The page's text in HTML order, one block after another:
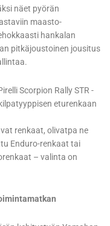
näet pyörän
maasto-
hankalan
pitkäjoustoinen jousitus
Scorpion Rally STR -
eturenkaan
renkaat, olivatpa ne
Enduro-renkaat tai
– valinta on